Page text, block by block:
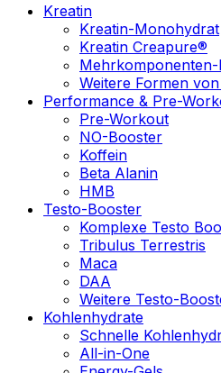
Kreatin
Kreatin-Monohydrat
Kreatin Creapure®
Mehrkomponenten-
Weitere Formen
Performance & Pre-
Pre-Workout
NO-Booster
Koffein
Beta Alanin
HMB
Testo-Booster
Komplexe Testo
Tribulus Terrestris
Maca
DAA
Weitere Testo-
Kohlenhydrate
Schnelle
All-in-One